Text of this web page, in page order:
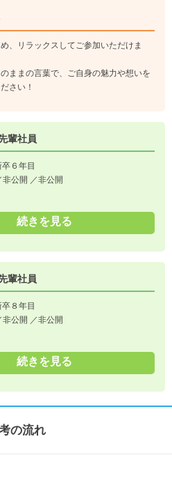
、リラックスしてご参加いただけま
ままの言葉で、ご自身の魅力や想いを
さい！
輩社員
６年目
公開 ／非公開
続きを見る
輩社員
８年目
公開 ／非公開
続きを見る
の流れ